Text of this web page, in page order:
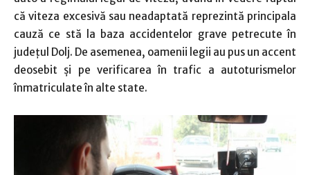
că viteza excesivă sau neadaptată reprezintă principala
cauză ce stă la baza accidentelor grave petrecute în
judeţul Dolj. De asemenea, oamenii legii au pus un accent
deosebit şi pe verificarea în trafic a autoturismelor
înmatriculate în alte state.